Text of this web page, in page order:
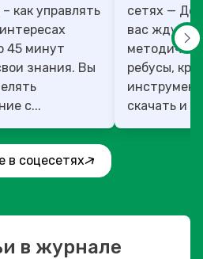
как управлять
45 минут
знания. Вы
с...
сетях — День
вас ждут
ребусы,
скачать и
в соцесетях
в журнале